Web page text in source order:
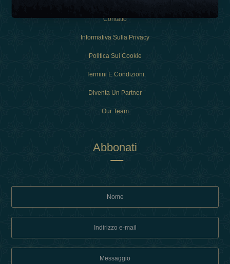
Contatto
Informativa Sulla Privacy
Politica Sui Cookie
Termini E Condizioni
Diventa Un Partner
Our Team
Abbonati